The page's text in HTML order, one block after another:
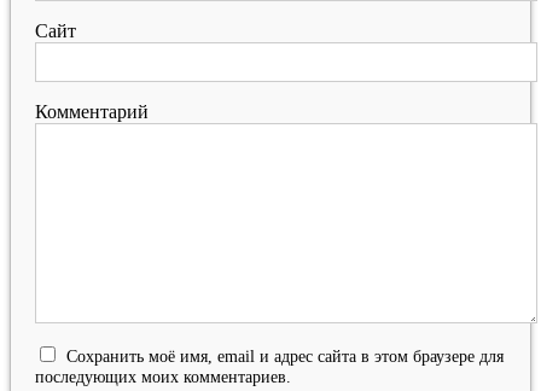
Сайт
Комментарий
Сохранить моё имя, email и адрес сайта в этом браузере для
последующих моих комментариев.